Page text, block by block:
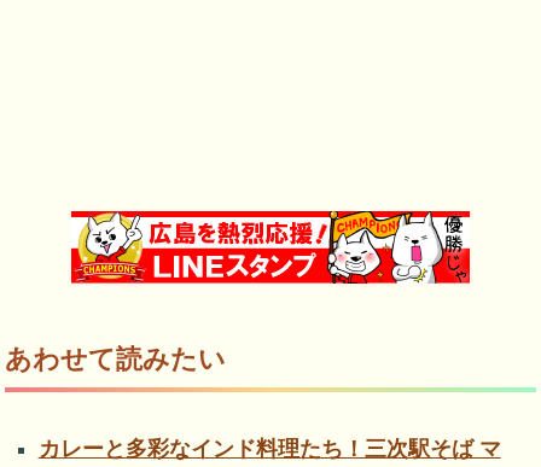
あわせて読みたい
カレーと多彩なインド料理たち！三次駅そば マ